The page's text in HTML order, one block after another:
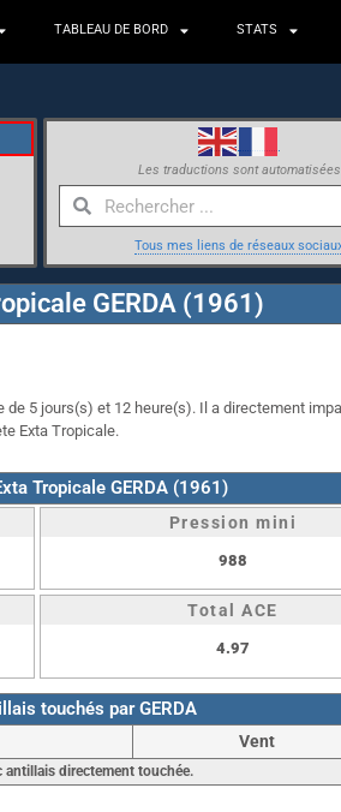
TABLEAU DE BORD STATS
Les traductions sont automatisées
Tous mes liens de réseaux
GERDA (1961)
5 jours(s) et 12 heure(s). Il a directement
Exta Tropicale.
Tropicale GERDA (1961)
Pression mini
988
Total ACE
4.97
touchés par GERDA
Vent
antillais directement touchée.